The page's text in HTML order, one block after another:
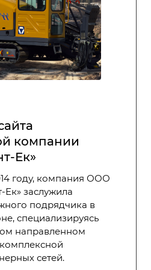
компании
Ек»
году, компания ООО
Ек» заслужила
подрядчика в
специализируясь
направленном
сетей.